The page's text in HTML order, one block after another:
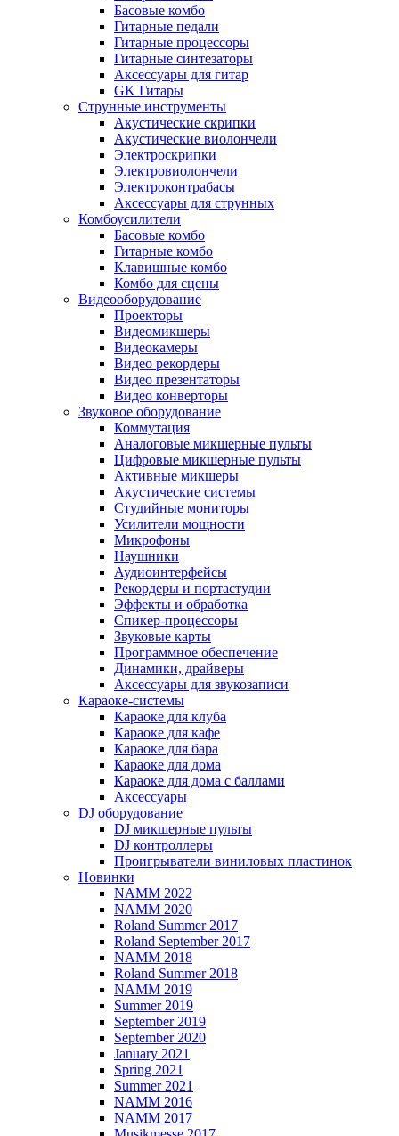
Басовые комбо
Гитарные педали
Гитарные процессоры
Гитарные синтезаторы
Аксессуары для гитар
GK Гитары
Струнные инструменты
Акустические скрипки
Акустические виолончели
Электроскрипки
Электровиолончели
Электроконтрабасы
Аксессуары для струнных
Комбоусилители
Басовые комбо
Гитарные комбо
Клавишные комбо
Комбо для сцены
Видеооборудование
Проекторы
Видеомикшеры
Видеокамеры
Видео рекордеры
Видео презентаторы
Видео конверторы
Звуковое оборудование
Коммутация
Аналоговые микшерные пульты
Цифровые микшерные пульты
Активные микшеры
Акустические системы
Студийные мониторы
Усилители мощности
Микрофоны
Наушники
Аудиоинтерфейсы
Рекордеры и портастудии
Эффекты и обработка
Спикер-процессоры
Звуковые карты
Программное обеспечение
Динамики, драйверы
Аксессуары для звукозаписи
Караоке-системы
Караоке для клуба
Караоке для кафе
Караоке для бара
Караоке для дома
Караоке для дома с баллами
Аксессуары
DJ оборудование
DJ микшерные пульты
DJ контроллеры
Проигрыватели виниловых пластинок
Новинки
NAMM 2022
NAMM 2020
Roland Summer 2017
Roland September 2017
NAMM 2018
Roland Summer 2018
NAMM 2019
Summer 2019
September 2019
September 2020
January 2021
Spring 2021
Summer 2021
NAMM 2016
NAMM 2017